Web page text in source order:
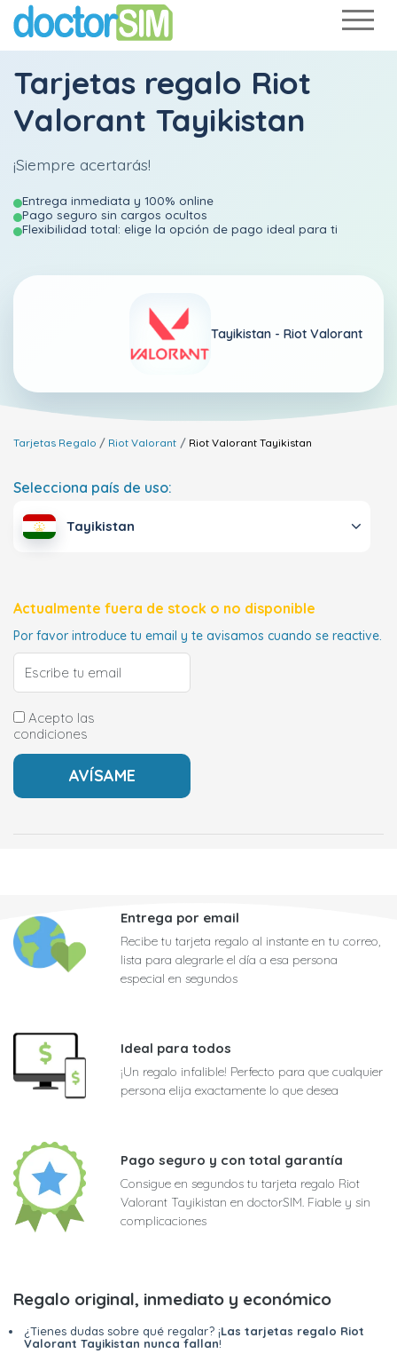
Tarjetas regalo Riot
Valorant Tayikistan
¡Siempre acertarás!
Entrega inmediata y 100% online
Pago seguro sin cargos ocultos
Flexibilidad total: elige la opción de pago ideal para ti
Tayikistan - Riot Valorant
Tarjetas Regalo Riot Valorant Riot Valorant Tayikistan
Selecciona país de uso:
Tayikistan
Actualmente fuera de stock o no disponible
Por favor introduce tu email y te avisamos cuando se reactive.
Acepto las
condiciones
Entrega por email
Recibe tu tarjeta regalo al instante en tu correo,
lista para alegrarle el día a esa persona
especial en segundos
Ideal para todos
¡Un regalo infalible! Perfecto para que cualquier
persona elija exactamente lo que desea
Pago seguro y con total garantía
Consigue en segundos tu tarjeta regalo Riot
Valorant Tayikistan en doctorSIM. Fiable y sin
complicaciones
Regalo original, inmediato y económico
¿Tienes dudas sobre qué regalar? ¡Las tarjetas regalo Riot
Valorant Tayikistan nunca fallan!